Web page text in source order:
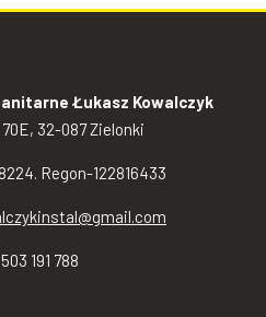
Łukasz Kowalczyk
32-087 Zielonki
Regon-122816433
191 788